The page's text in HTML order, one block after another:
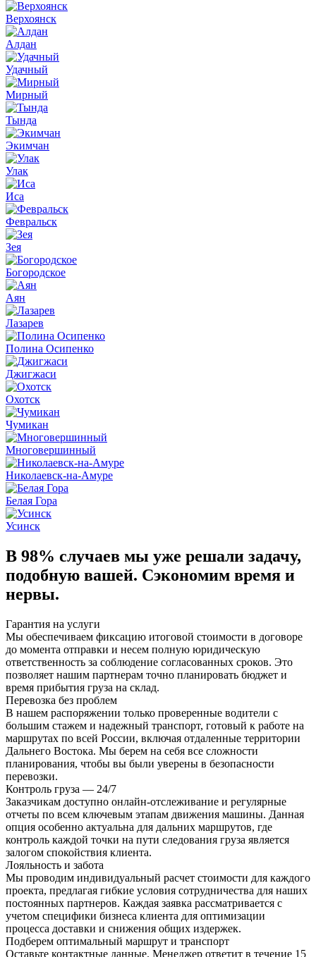
Верхоянск
Алдан
Удачный
Мирный
Тында
Экимчан
Улак
Иса
Февральск
Зея
Богородское
Аян
Лазарев
Полина Осипенко
Джигжаси
Охотск
Чумикан
Многовершинный
Николаевск-на-Амуре
Белая Гора
Усинск
В 98% случаев мы уже решали задачу,
подобную вашей. Сэкономим время и
нервы.
Гарантия на услуги
Мы обеспечиваем фиксацию итоговой стоимости в договоре
до момента отправки и несем полную юридическую
ответственность за соблюдение согласованных сроков. Это
позволяет нашим партнерам точно планировать бюджет и
время прибытия груза на склад.
Перевозка без проблем
В нашем распоряжении только проверенные водители с
большим стажем и надежный транспорт, готовый к работе на
маршрутах по всей России, включая отдаленные территории
Дальнего Востока. Мы берем на себя все сложности
планирования, чтобы вы были уверены в безопасности
перевозки.
Контроль груза — 24/7
Заказчикам доступно онлайн-отслеживание и регулярные
отчеты по всем ключевым этапам движения машины. Данная
опция особенно актуальна для дальних маршрутов, где
контроль каждой точки на пути следования груза является
залогом спокойствия клиента.
Лояльность и забота
Мы проводим индивидуальный расчет стоимости для каждого
проекта, предлагая гибкие условия сотрудничества для наших
постоянных партнеров. Каждая заявка рассматривается с
учетом специфики бизнеса клиента для оптимизации
процесса доставки и снижения общих издержек.
Подберем оптимальный маршрут и транспорт
Оставьте контактные данные. Менеджер ответит в течение 15